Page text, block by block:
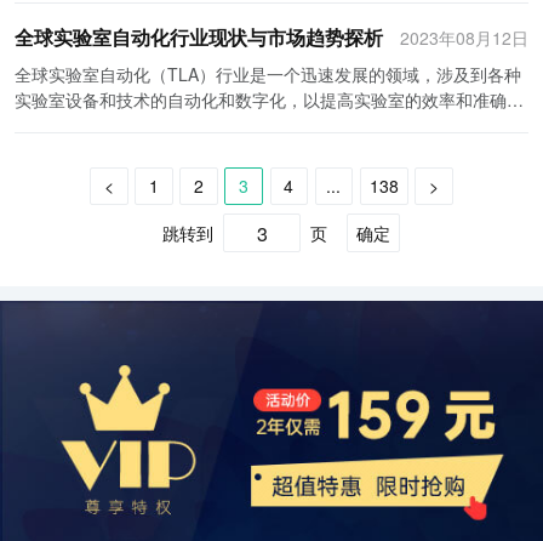
认知和接受度。随着技术和市场的成熟，装配式建筑行业将迎来更大
的发展机遇。
新的动力。
此，建议设立装配式建筑工人培训中心，提供实际操作和理论培训，
装配式建筑工人的职业培训和技术考核，提高工人的综合素质和工作
能力。 最后，积极开拓国内外市场，加强行业合作，有助于提高装配
的合作，引进先进技术和管理经验。同时，积极拓展国内市场，提供
优质的产品和服务，满足不同行业和地区的需求。 综上所述，中国装
配式建筑行业发展迅猛，但仍面临一些困难和挑战。通过加强技术研
工现场的环境污染。此外，装配式建筑对建筑材料的要求较高，要求
使用无毒、无污染的材料，这使得装配式建筑更加符合人们对于健康
环保的追求。因此，随着人们环保意识的不断提高，装配式建筑行业
必将迎来更多的机遇。 再者，科技的发展将推动装配式建筑行业的创
引入先进的技术手段和设备，以提高生产效率和产品质量。例如，通
过引入3D打印技术，可以实现更加精确和高效的构件生产；通过物联
段的应用将进一步提高装配式建筑的智能化水平，增强其市场竞争
配式建筑企业还将与智能家居、新能源等领域的企业进行合作，实现
能源的高效利用和智能化管理。这种跨行业合作将极大地推动装配式
建筑行业的发展，并带来更多的市场机遇。 综上所述，中国装配式建
筑行业具有广阔的市场前景和发展趋势。政府支持、健康环保的需
求、科技的进步以及跨行业合作将是推动其发展的重要驱动力。随着
市场规模的不断扩大和创新能力的提升，相信中国的装配式建筑行业
将迎来更加繁荣的未来。
造速度快，能够与大规模基础设施建设相适应。此外，装配式建筑还
能够提高能源利用效率，减少能源消耗，符合我国绿色建筑的发展方
向。 其次，从技术因素来看，我国在装配式建筑领域已积累了丰富的
时，我国也加强了对装配式建筑标准的制定和推广，为装配式建筑行
业的健康发展提供了支持。然而，仍然存在着一些技术挑战，如装配
式建筑的整体设计、施工工艺和设备的标准化程度等需要进一步提
来了巨大的市场机遇。根据国家规划，到2020年，我国装配式建筑的
建筑行业而言，也存在一些挑战和威胁。首先，由于装配式建筑行业
起步较晚，市场竞争激烈，行业内的龙头企业相对较少，行业集中度
较低。此外，受制于我国建筑业传统观念和施工模式的限制，普及率
仍然较低，市场推广和接受程度有待提高。同时，装配式建筑面临着
一些技术问题，如施工现场管理和监控等方面的挑战，需要进一步加
大研发和推广力度。 综上所述，中国装配式建筑行业在发展环境上具
有较好的机遇与优势，但也面临一些挑战和威胁。在政府的政策支持
随着经济的发展，人们对于房地产估价行业的需求也日益增加。过
去，人们购房时，往往只依赖简单的观感与个人预算来决定房价，但
随着房价的持续上涨，人们开始意识到有必要找专业的房地产估价师
来进行房屋估价。这为房地产估价行业的发展创造了条件。 其次，随
金融工具的应用，如房地产估价模型、因子模型等，可以更准确地对
房地产进行估价。这为房地产估价师提供了更多的工具和方法，提高
了估价的准确性和可靠性。 另外，随着国家对于房地产市场的监管力
度不断加大，房地产估价行业也面临着更多的规范和标准要求。为了
和标准进行。这为房地产估价行业提供了更大的发展空间和前景。 未
产估价行业带来更多的机会。另一方面，随着科技的进步和应用，房
地产估价行业将更加自动化和数字化，提高估价的效率和精确性。 此
外，随着人们对房地产估价行业的需求不断增加，对于房地产估价师
的专业要求也会不断提高。房地产估价师需要不断学习和提升自己的
专业知识和技能，以适应市场的变化。只有专业水平过硬的房地产估
价师才能在激烈的市场竞争中立于不败之地。 总之，房地产估价行业
全球实验室自动化行业现状与市场趋势探析
2023年08月12日
全球实验室自动化（TLA）行业是一个迅速发展的领域，涉及到各种
实验室设备和技术的自动化和数字化，以提高实验室的效率和准确
密切相关。尤其是在生命科学、医学、材料科学和化学等领域，研究
对象和实验方法的复杂性不断增加，对实验室自动化的需求也越来越
大。比如高通量筛选技术和基因测序等，都需要使用大量的实验设备
的限制。人力资源不足、实验操作复杂以及设备维护和更新的高成
术，可以减少人工操作和错误，并提高实验数据的一致性和可靠性。
因此，实验室自动化可以帮助实验室节省人力和成本，并提高实验效
推动。随着实验数据量的增加和实验流程的复杂化，实验室需要更好
的管理和分析工具来处理这些数据。TLA行业通过提供数据管理软件
和分析工具，可以帮助实验室更好地管理和分析实验数据。这些工具
< 1 2 3 4 ... 138
>
跳转到
页 确定